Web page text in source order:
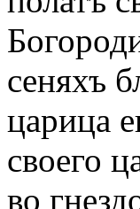
сеняхъ
царица
своего
во